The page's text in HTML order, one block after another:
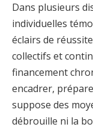
Dans plusieurs
individuelles
éclairs de
collectifs et
financement
encadrer,
suppose des
débrouille ni la